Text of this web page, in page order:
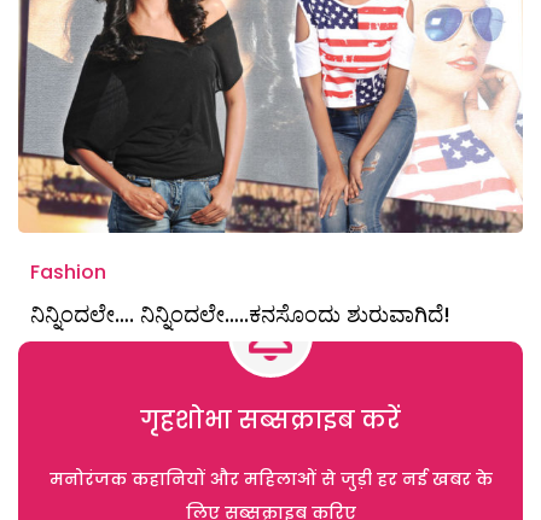
Fashion
ನಿನ್ನಿಂದಲೇ…. ನಿನ್ನಿಂದಲೇ…..ಕನಸೊಂದು ಶುರುವಾಗಿದೆ!
गृहशोभा सब्सक्राइब करें
मनोरंजक कहानियों और महिलाओं से जुड़ी हर नई खबर के
लिए सब्सक्राइब करिए